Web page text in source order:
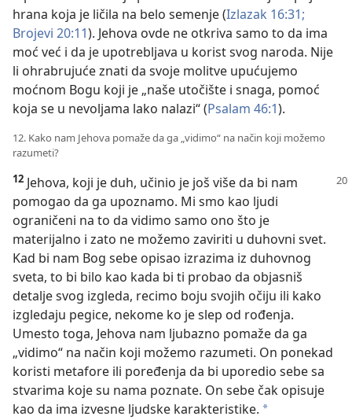
hrana koja je ličila na belo semenje (Izlazak 16:31;
Brojevi 20:11). Jehova ovde ne otkriva samo to da ima
moć već i da je upotrebljava u korist svog naroda. Nije
li ohrabrujuće znati da svoje molitve upućujemo
moćnom Bogu koji je „naše utočište i snaga, pomoć
koja se u nevoljama lako nalazi“ (Psalam 46:1).
12. Kako nam Jehova pomaže da ga „vidimo“ na način koji možemo
razumeti?
12 Jehova, koji je duh, učinio je još više da bi nam
pomogao da ga upoznamo. Mi smo kao ljudi
ograničeni na to da vidimo samo ono što je
materijalno i zato ne možemo zaviriti u duhovni svet.
Kad bi nam Bog sebe opisao izrazima iz duhovnog
sveta, to bi bilo kao kada bi ti probao da objasniš
detalje svog izgleda, recimo boju svojih očiju ili kako
izgledaju pegice, nekome ko je slep od rođenja.
Umesto toga, Jehova nam ljubazno pomaže da ga
„vidimo“ na način koji možemo razumeti. On ponekad
koristi metafore ili poređenja da bi uporedio sebe sa
stvarima koje su nama poznate. On sebe čak opisuje
kao da ima izvesne ljudske karakteristike. a